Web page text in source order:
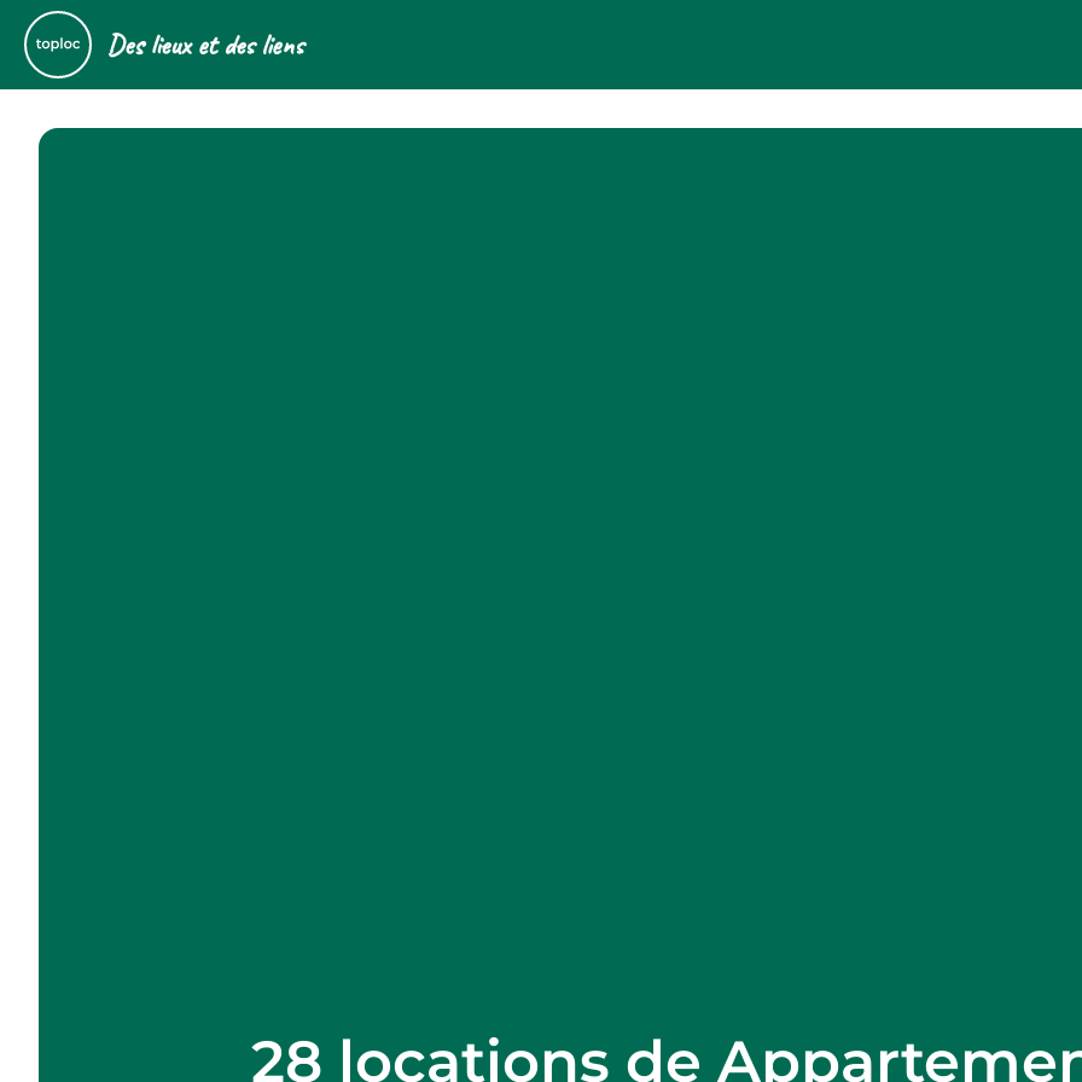
Des lieux et des liens
28 locations de